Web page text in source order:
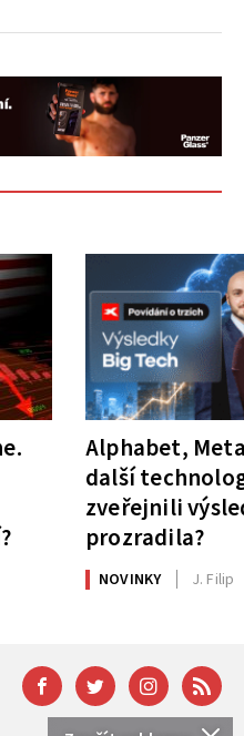
Alphabet,
další
zveřejnili
prozradila?
NOVINKY J. Filip